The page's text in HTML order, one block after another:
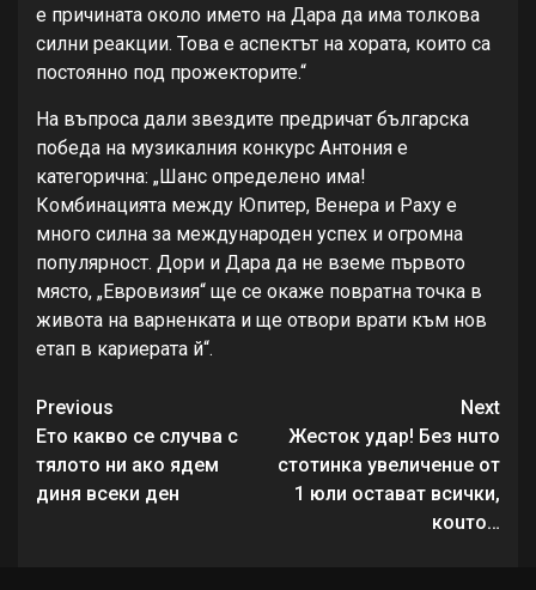
е причината около името на Дара да има толкова
силни реакции. Това е аспектът на хората, които са
постоянно под прожекторите.“
На въпроса дали звездите предричат българска
победа на музикалния конкурс Антония е
категорична: „Шанс определено има!
Комбинацията между Юпитер, Венера и Раху е
много силна за международен успех и огромна
популярност. Дори и Дара да не вземе първото
място, „Евровизия“ ще се окаже повратна точка в
живота на варненката и ще отвори врати към нов
етап в кариерата й“.
Continue
Reading
Previous
Ето какво се случва с
тялото ни ако ядем
диня всеки ден
Next
Жесток удар! Без нuто
стотинка увеличенuе от
1 юли остават всички,
коuто…